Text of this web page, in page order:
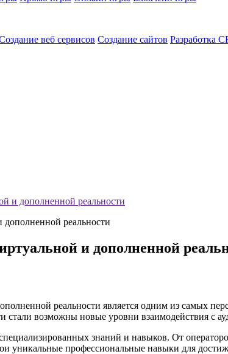
веб сервисов Создание сайтов Разработка
и дополненной реальности
и дополненной
реальности является одним из самых
стали возможны новые уровни взаимодействия с
знаний и навыков. От
уникальные профессиональные навыки для